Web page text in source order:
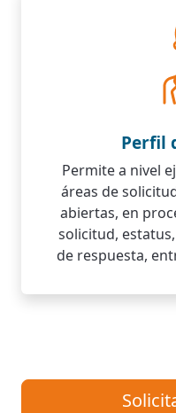
Perfil
Permite a nivel
áreas de
abiertas, en
solicitud,
de respuesta,